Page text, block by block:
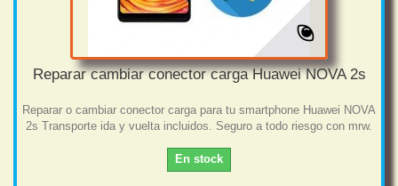
Reparar cambiar conector carga Huawei NOVA 2s
Reparar o cambiar conector carga para tu smartphone Huawei NOVA
2s Transporte ida y vuelta incluidos. Seguro a todo riesgo con mrw.
En stock